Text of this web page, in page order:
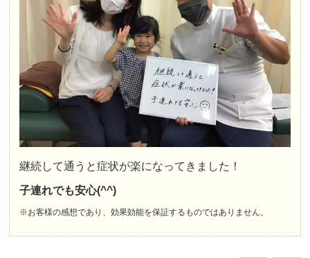
継続して通うと症状が楽になってきました！
子連れでも安心(^^)
※お客様の感想であり、効果効能を保証するものではありません。